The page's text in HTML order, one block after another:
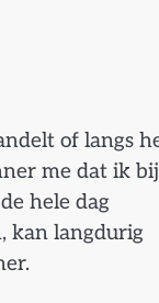
of langs
me dat ik bij
hele dag
kan langdurig